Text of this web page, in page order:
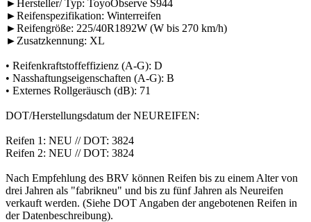
►Hersteller/ Typ: ToyoObserve S944
►Reifenspezifikation: Winterreifen
►Reifengröße: 225/40R1892W (W bis 270 km/h)
►Zusatzkennung: XL
• Reifenkraftstoffeffizienz (A-G): D
• Nasshaftungseigenschaften (A-G): B
• Externes Rollgeräusch (dB): 71
DOT/Herstellungsdatum der NEUREIFEN:
Reifen 1: NEU // DOT: 3824
Reifen 2: NEU // DOT: 3824
Nach Empfehlung des BRV können Reifen bis zu einem Alter von
drei Jahren als "fabrikneu" und bis zu fünf Jahren als Neureifen
verkauft werden. (Siehe DOT Angaben der angebotenen Reifen in
der Datenbeschreibung).